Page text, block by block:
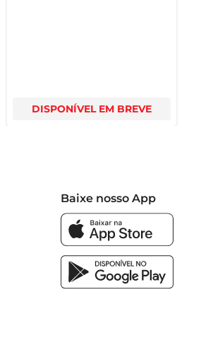
DISPONÍVEL EM BREVE
Baixe nosso App